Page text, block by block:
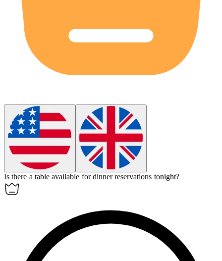
Is there a tableavailable for dinner reservations tonight?